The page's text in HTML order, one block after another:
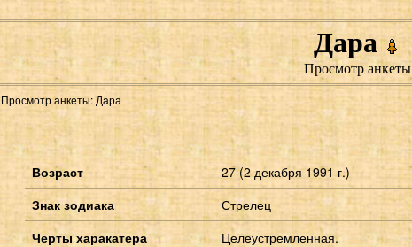
Дара
Просмотр анкеты
Просмотр анкеты: Дара
Возраст
27 (2 декабря 1991 г.)
Знак зодиака
Стрелец
Черты харакатера
Целеустремленная.